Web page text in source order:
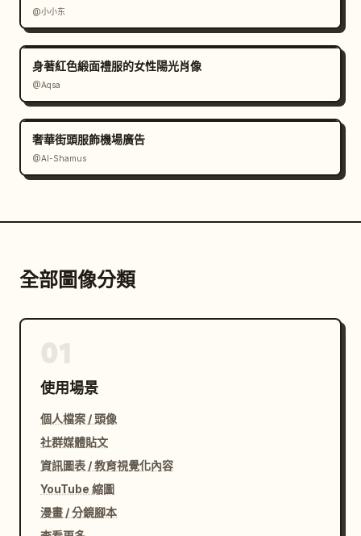
@小小东
身著紅色緞面禮服的女性陽光肖像
@Aqsa
奢華街頭服飾機場廣告
@Al-Shamus
全部圖像分類
使用場景
個人檔案 / 頭像
社群媒體貼文
資訊圖表 / 教育視覺化內容
YouTube 縮圖
漫畫 / 分鏡腳本